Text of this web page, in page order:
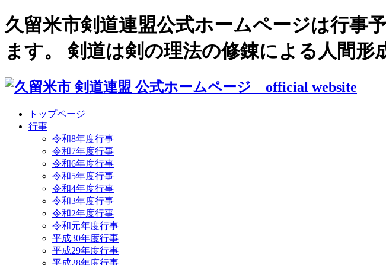
久留米市剣道連盟公式ホームページは行事
ます。 剣道は剣の理法の修錬による人間形
トップページ
行事
令和8年度行事
令和7年度行事
令和6年度行事
令和5年度行事
令和4年度行事
令和3年度行事
令和2年度行事
令和元年度行事
平成30年度行事
平成29年度行事
平成28年度行事